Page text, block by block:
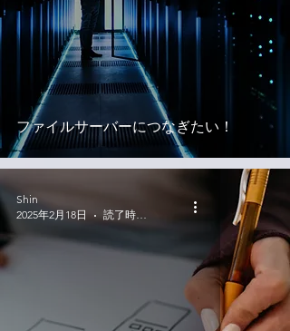
ファイルサーバーにつなぎたい！
Shin
2025年2月18日
読了時間: 1分